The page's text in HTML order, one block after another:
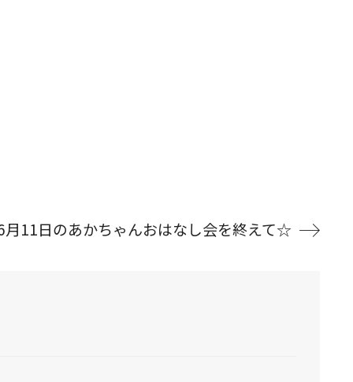
11日のあかちゃんおはなし会を終えて☆